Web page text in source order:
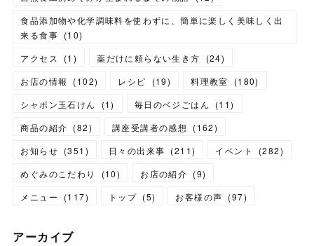
食品添加物や化学調味料を使わずに、簡単に楽しく美味しく出
来る食事 (10)
アクセス
(1 ) 薬だけに頼らない生き方 (24)
お店の情報
(102) レシピ (19) 料理教室 (180)
シャボン玉石けん
(1) 毎日のベジごはん (11)
商品の紹介 (82) 講座受講者の感想 (162)
お知らせ (351 ) 日々の出来事 (211) イベント (282)
めぐみのこだわり
(10) お店の紹介 (9)
メニュー
(117) トップ (5) お客様の声 (97)
アーカイブ